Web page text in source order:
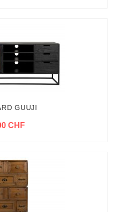
GUUJI
CHF